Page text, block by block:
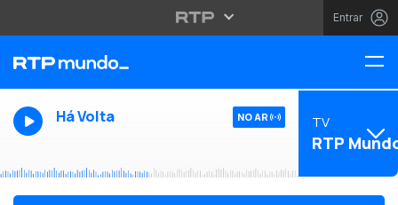
Entrar
Há Volta NO AR TV
RTP